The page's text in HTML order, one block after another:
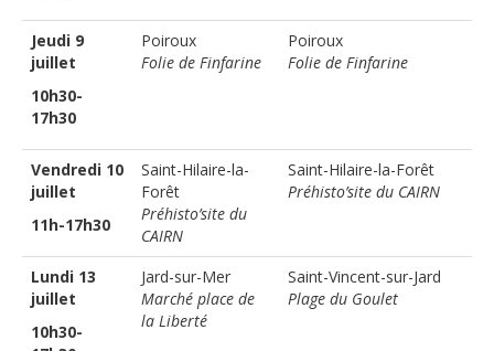
Jeudi 9
juillet
10h30-
17h30
Poiroux
Folie de Finfarine
Poiroux
Folie de Finfarine
Vendredi 10
juillet
11h-17h30
Saint-Hilaire-la-
Forêt
Préhisto’site du
CAIRN
Saint-Hilaire-la-Forêt
Préhisto’site du CAIRN
Lundi 13
juillet
10h30-
Jard-sur-Mer
Marché place de
la Liberté
Saint-Vincent-sur-Jard
Plage du Goulet